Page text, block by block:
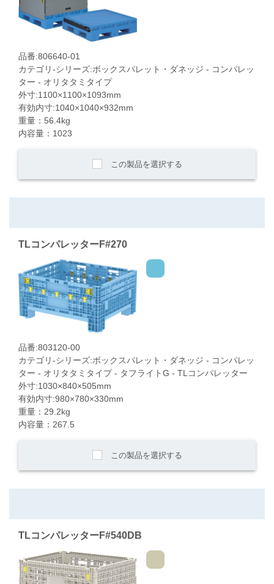
品番:806640-01
カテゴリ-シリーズ:ボックスパレット・ダネッジ - コンパレッ
ター - オリタタミタイプ
外寸:1100×1100×1093mm
有効内寸:1040×1040×932mm
重量：56.4kg
内容量：1023
この製品を選択する
TLコンパレッターF#270
品番:803120-00
カテゴリ-シリーズ:ボックスパレット・ダネッジ - コンパレッ
ター - オリタタミタイプ - タフライトG - TLコンパレッター
外寸:1030×840×505mm
有効内寸:980×780×330mm
重量：29.2kg
内容量：267.5
この製品を選択する
TLコンパレッターF#540DB